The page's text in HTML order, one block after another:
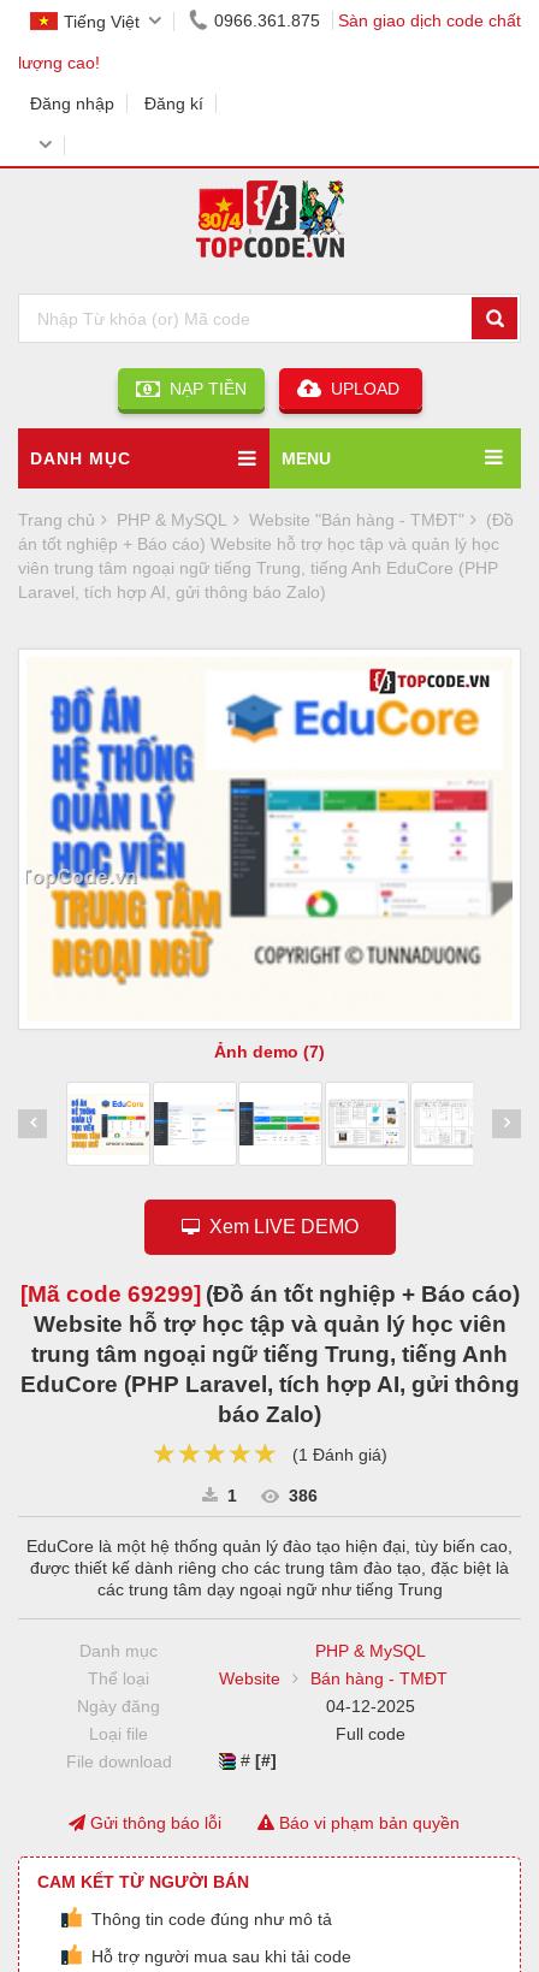
Tiếng Việt 0966.361.875 Sàn giao dịch code chất
lượng cao!
Đăng nhập Đăng kí
NẠP TIỀN UPLOAD
DANH MỤC MENU
Trang chủ PHP & MySQL Website "Bán hàng - TMĐT"
(Đồ
án tốt nghiệp + Báo cáo) Website hỗ trợ học tập và quản lý học
viên trung tâm ngoại ngữ tiếng Trung, tiếng Anh EduCore (PHP
Laravel, tích hợp AI, gửi thông báo Zalo)
Ảnh demo (7)
Xem LIVE DEMO
[Mã code 69299] (Đồ án tốt nghiệp + Báo cáo)
Website hỗ trợ học tập và quản lý học viên
trung tâm ngoại ngữ tiếng Trung, tiếng Anh
EduCore (PHP Laravel, tích hợp AI, gửi thông
báo Zalo)
★★★★★
★★★★★
★★★★★ (1 Đánh giá)
1 386
EduCore là một hệ thống quản lý đào tạo hiện đại, tùy biến cao,
được thiết kế dành riêng cho các trung tâm đào tạo, đặc biệt là
các trung tâm dạy ngoại ngữ như tiếng Trung
Danh mục
PHP & MySQL
Thể loại
Website
Bán hàng - TMĐT
Ngày đăng
04-12-2025
Loại file
Full code
File download
#[#]
Gửi thông báo lỗi Báo vi phạm bản quyền
CAM KẾT TỪ NGƯỜI BÁN
Thông tin code đúng như mô tả
Hỗ trợ người mua sau khi tải code